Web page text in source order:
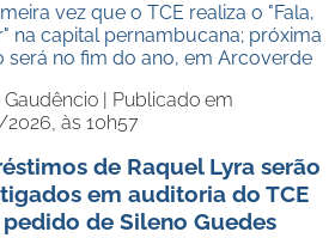
vez que o TCE realiza o "Fala,
na capital pernambucana; próxima
será no fim do ano, em Arcoverde
Gaudêncio | Publicado em
às 10h57
de Raquel Lyra serão
em auditoria do TCE
de Sileno Guedes